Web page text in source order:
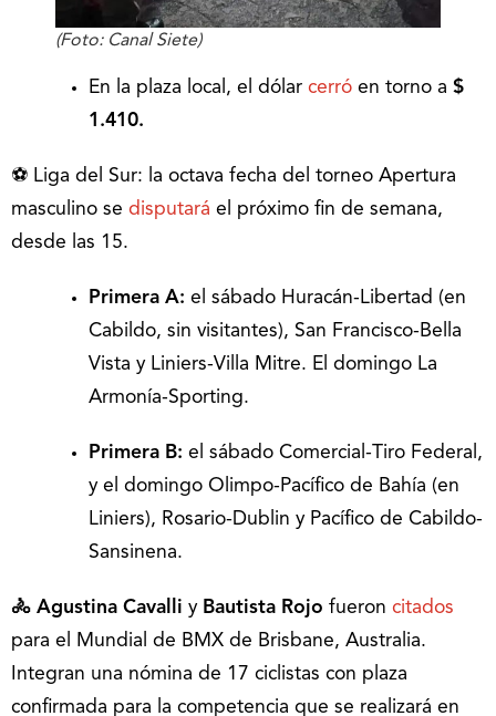
(Foto: Canal Siete)
En la plaza local, el dólar cerró en torno a $
1.410.
⚽ Liga del Sur: la octava fecha del torneo Apertura
masculino se disputará el próximo fin de semana,
desde las 15.
Primera A: el sábado Huracán-Libertad (en
Cabildo, sin visitantes), San Francisco-Bella
Vista y Liniers-Villa Mitre. El domingo La
Armonía-Sporting.
Primera B: el sábado Comercial-Tiro Federal,
y el domingo Olimpo-Pacífico de Bahía (en
Liniers), Rosario-Dublin y Pacífico de Cabildo-
Sansinena.
🚴 Agustina Cavalli y Bautista Rojo fueron citados
para el Mundial de BMX de Brisbane, Australia.
Integran una nómina de 17 ciclistas con plaza
confirmada para la competencia que se realizará en